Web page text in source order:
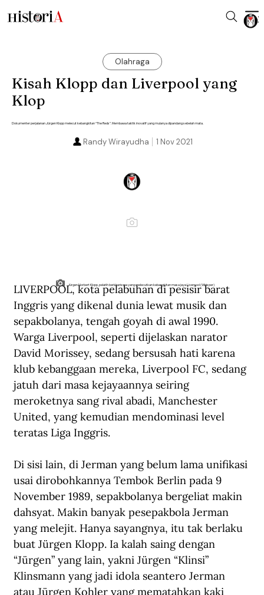
Olahraga
Kisah Klopp dan Liverpool yang
Klop
Dokumenter perjalanan Jürgen Klopp melecut kebangkitan “The Reds”. Membawa taktik inovatif yang mulanya dipandang sebelah mata.
1 Nov 2021
Randy Wirayudha
Jürgen Norbert Klopp, pelatih berkharisma yang melecutkan kebangkitan masa jaya Liverpool (Whisper)
LIVERPOOL, kota pelabuhan di pesisir barat
Inggris yang dikenal dunia lewat musik dan
sepakbolanya, tengah goyah di awal 1990.
Warga Liverpool, seperti dijelaskan narator
David Morissey, sedang bersusah hati karena
klub kebanggaan mereka, Liverpool FC, sedang
jatuh dari masa kejayaannya seiring
meroketnya sang rival abadi, Manchester
United, yang kemudian mendominasi level
teratas Liga Inggris.
Di sisi lain, di Jerman yang belum lama unifikasi
usai dirobohkannya Tembok Berlin pada 9
November 1989, sepakbolanya bergeliat makin
dahsyat. Makin banyak pesepakbola Jerman
yang melejit. Hanya sayangnya, itu tak berlaku
buat Jürgen Klopp. Ia kalah saing dengan
“Jürgen” yang lain, yakni Jürgen “Klinsi”
Klinsmann yang jadi idola seantero Jerman
atau Jürgen Kohler yang mematahkan kaki